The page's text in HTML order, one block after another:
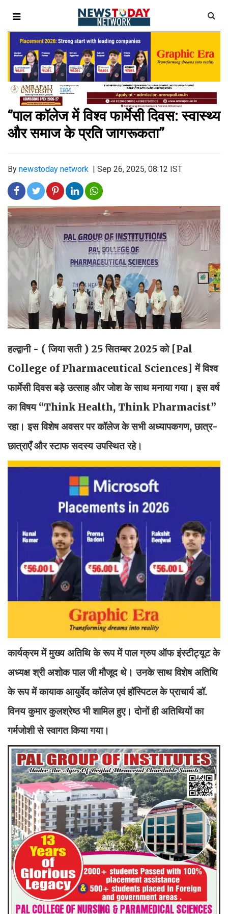
‘’पाल कॉलेज में विश्व फार्मेसी दिवस: स्वास्थ्य
और समाज के प्रति जागरूकता’’
By newstoday network Sep 26, 2025, 08:12 IST
हल्द्वानी - ( जिया सती ) 25सितम्बर 2025 को [Pal
College of Pharmaceutical Sciences] में विश्व
फार्मेसी दिवस बड़े उत्साह और जोश के साथ मनाया गया। इस वर्ष
का विषय “Think Health, Think Pharmacist”
रहा। इस विशेष अवसर पर कॉलेज के सभी अध्यापकगण, छात्र-
छात्राएँ और स्टाफ सदस्य उपस्थित रहे।
कार्यक्रम में मुख्य अतिथि के रूप में पाल ग्रुप ऑफ इंस्टीट्यूट के
अध्यक्ष श्री अशोक पाल जी मौजूद थे। उनके साथ विशेष अतिथि
के रूप में कायाक आयुर्वेद कॉलेज एवं हॉस्पिटल के प्राचार्य डॉ.
विनय कुमार कुलश्रेष्ठ भी शामिल हुए। दोनों ही अतिथियों का
गर्मजोशी से स्वागत किया गया।